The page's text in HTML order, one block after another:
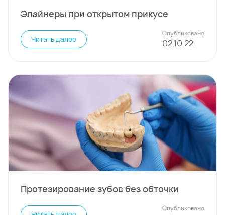
Элайнеры при открытом прикусе
Читать далее
Опубликовано
02.10.22
Протезирование зубов без обточки
Опубликовано